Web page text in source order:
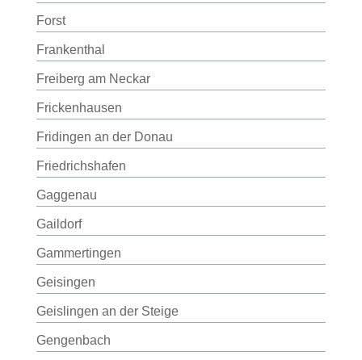
Forst
Frankenthal
Freiberg am Neckar
Frickenhausen
Fridingen an der Donau
Friedrichshafen
Gaggenau
Gaildorf
Gammertingen
Geisingen
Geislingen an der Steige
Gengenbach